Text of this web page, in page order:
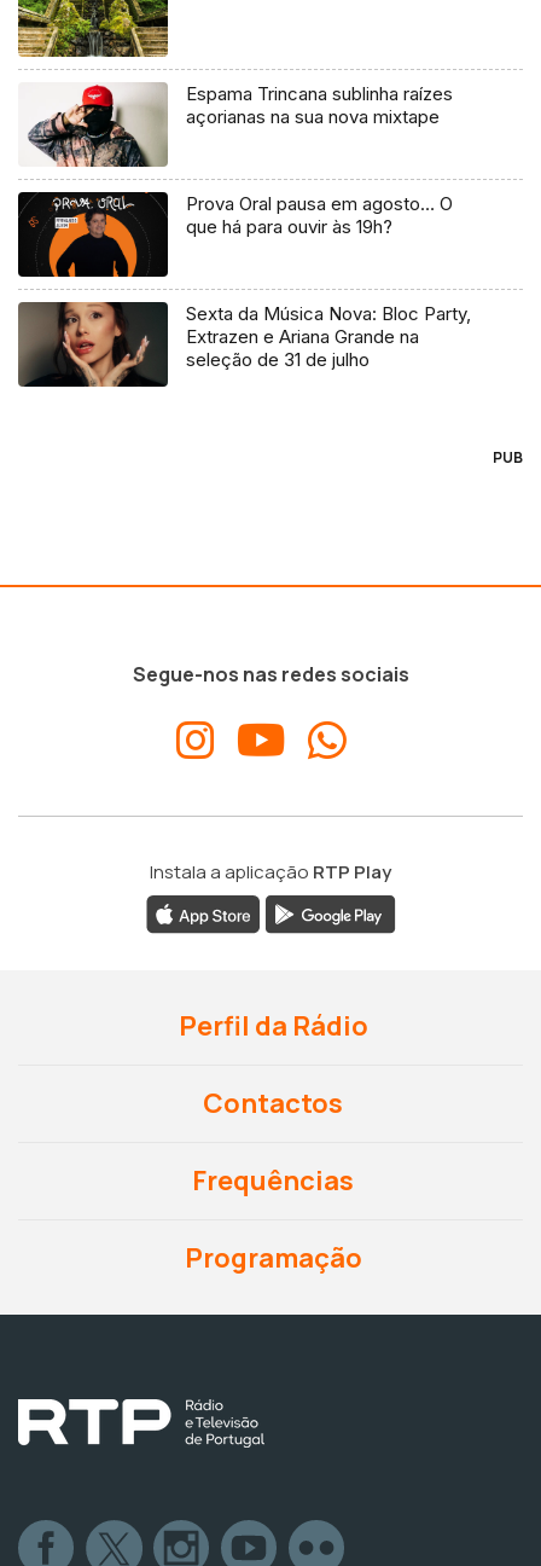
Espama Trincana sublinha raízes
açorianas na sua nova mixtape
Prova Oral pausa em agosto… O
que há para ouvir às 19h?
Sexta da Música Nova: Bloc Party,
Extrazen e Ariana Grande na
seleção de 31 de julho
PUB
Segue-nos nas redes sociais
Instala a aplicação RTP Play
Perfil da Rádio
Contactos
Frequências
Programação